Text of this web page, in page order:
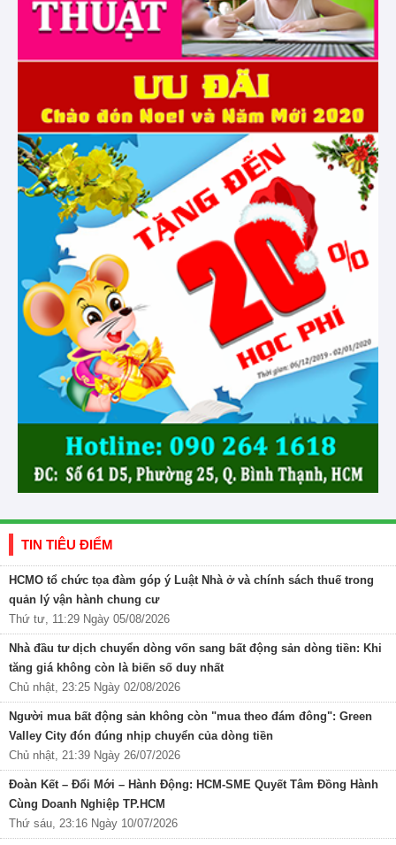
TIN TIÊU ĐIỂM
HCMO tổ chức tọa đàm góp ý Luật Nhà ở và chính sách thuế trong
quản lý vận hành chung cư
Thứ tư, 11:29 Ngày 05/08/2026
Nhà đầu tư dịch chuyển dòng vốn sang bất động sản dòng tiền: Khi
tăng giá không còn là biến số duy nhất
Chủ nhật, 23:25 Ngày 02/08/2026
Người mua bất động sản không còn "mua theo đám đông": Green
Valley City đón đúng nhịp chuyển của dòng tiền
Chủ nhật, 21:39 Ngày 26/07/2026
Đoàn Kết – Đổi Mới – Hành Động: HCM-SME Quyết Tâm Đồng Hành
Cùng Doanh Nghiệp TP.HCM
Thứ sáu, 23:16 Ngày 10/07/2026